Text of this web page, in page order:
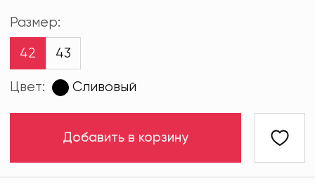
Размер:
42 43
Цвет: Сливовый
Добавить в корзину